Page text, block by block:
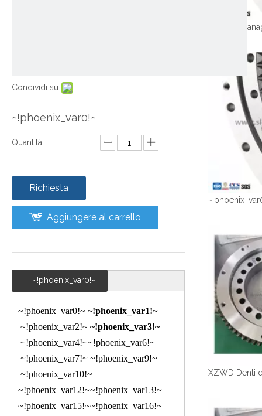
Condividi su:
~!phoenix_var0!~
Quantità:
Richiesta
Aggiungere al carrello
~!phoenix_var0!~
~!phoenix_var0!~ ~!phoenix_var1!~
~!phoenix_var2!~ ~!phoenix_var3!~
~!phoenix_var4!~~!phoenix_var6!~
~!phoenix_var7!~ ~!phoenix_var9!~
~!phoenix_var10!~
~!phoenix_var12!~~!phoenix_var13!~
~!phoenix_var15!~~!phoenix_var16!~